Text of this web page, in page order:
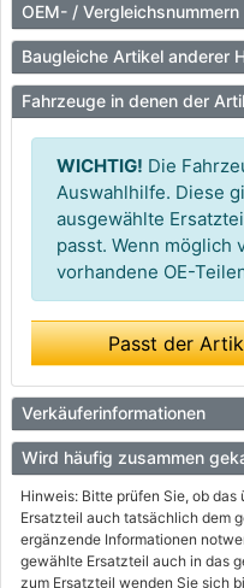
OEM- / Vergleichsnummern
Baugleiche Artikel anderer
Fahrzeuge in denen der
WICHTIG! Die
Auswahlhilfe. Diese
ausgewählte
passt. Wenn möglich
vorhandene OE-
Passt der
Verkäuferinformationen
Wird häufig zusammen
Hinweis: Bitte prüfen Sie, ob
Ersatzteil auch tatsächlich dem
ergänzende Informationen
gewählte Ersatzteil auch in das
zum Ersatzteil wenden Sie sich